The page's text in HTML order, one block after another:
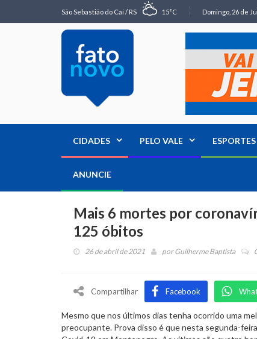
São Sebastião do Caí / RS 15°C Domingo, 26 de
CIDADES PELO VALE ESPORTES
ANUNCIE
Mais 6 mortes por
125 óbitos
26 de abril de 2021 porGuilherme Baptista
Compartilhar Facebook
Mesmo que nos últimos dias tenha ocorrido uma
preocupante. Prova disso é que nesta segunda-